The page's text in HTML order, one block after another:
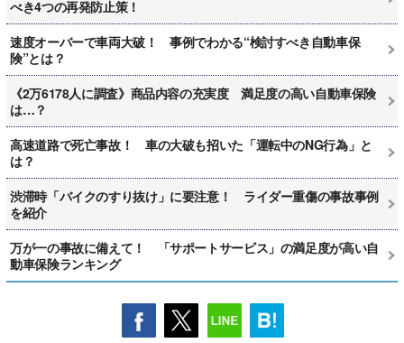
べき4つの再発防止策！
速度オーバーで車両大破！ 事例でわかる“検討すべき自動車保
険”とは？
《2万6178人に調査》商品内容の充実度 満足度の高い自動車保険
は…？
高速道路で死亡事故！ 車の大破も招いた「運転中のNG行為」と
は？
渋滞時「バイクのすり抜け」に要注意！ ライダー重傷の事故事例
を紹介
万が一の事故に備えて！ 「サポートサービス」の満足度が高い自
動車保険ランキング